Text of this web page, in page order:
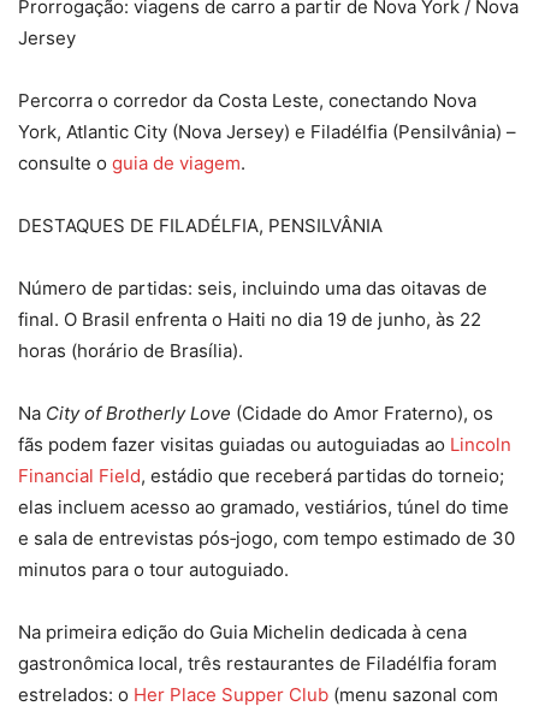
Prorrogação: viagens de carro a partir de Nova York / Nova
Jersey
Percorra o corredor da Costa Leste, conectando Nova
York, Atlantic City (Nova Jersey) e Filadélfia (Pensilvânia) –
consulte o guia de viagem.​
DESTAQUES DE FILADÉLFIA, PENSILVÂNIA
Número de partidas: seis, incluindo uma das oitavas de
final​. O Brasil enfrenta o Haiti no dia 19 de junho, às 22
horas (horário de Brasília).
Na City of Brotherly Love (Cidade do Amor Fraterno), os
fãs podem fazer visitas guiadas ou autoguiadas ao Lincoln
Financial Field, estádio que receberá partidas do torneio;
elas incluem acesso ao gramado, vestiários, túnel do time
e sala de entrevistas pós‑jogo, com tempo estimado de 30
minutos para o tour autoguiado.​
Na primeira edição do Guia Michelin dedicada à cena
gastronômica local, três restaurantes de Filadélfia foram
estrelados: o Her Place Supper Club (menu sazonal com